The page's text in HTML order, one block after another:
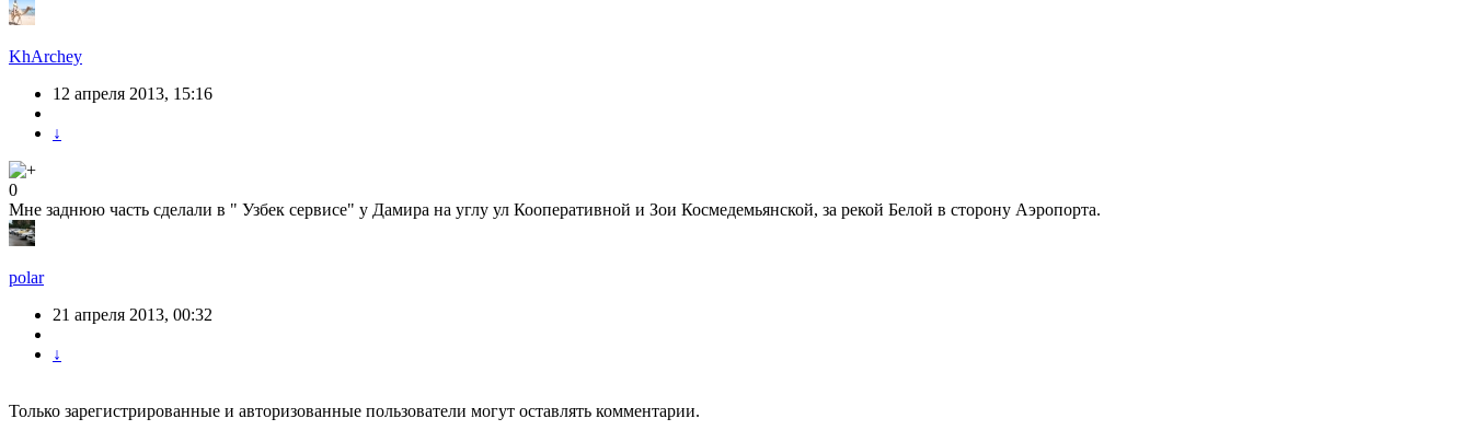
KhArchey
12 апреля 2013, 15:16
↓
0
Мне заднюю часть сделали в " Узбек сервисе" у Дамира на углу ул Кооперативной и Зои Космедемьянской, за рекой Белой в сторону Аэропорта.
polar
21 апреля 2013, 00:32
↓
Только зарегистрированные и авторизованные пользователи могут оставлять комментарии.